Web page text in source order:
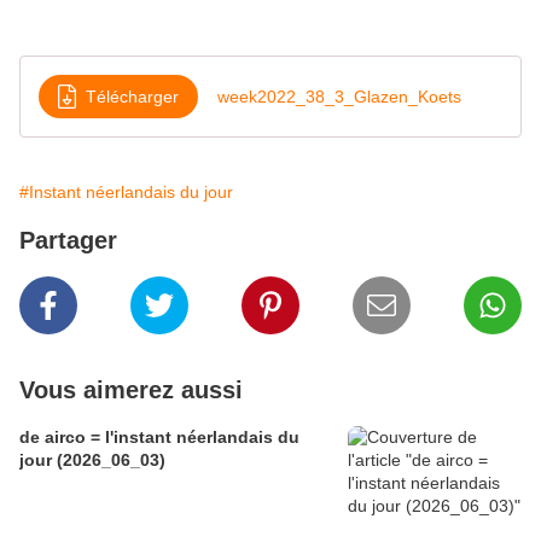
Télécharger week2022_38_3_Glazen_Koets
#Instant néerlandais du jour
Partager
Vous aimerez aussi
de airco = l'instant néerlandais du
jour (2026_06_03)